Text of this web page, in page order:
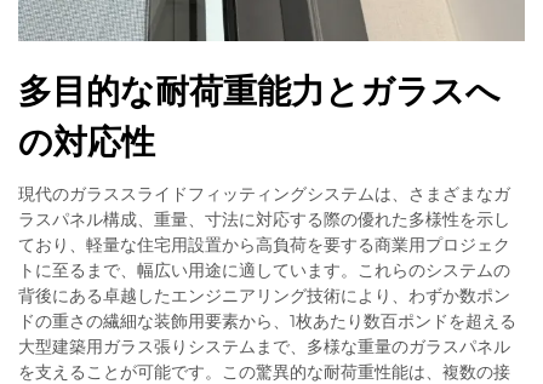
多目的な耐荷重能力とガラスへ
の対応性
現代のガラススライドフィッティングシステムは、さまざまなガ
ラスパネル構成、重量、寸法に対応する際の優れた多様性を示し
ており、軽量な住宅用設置から高負荷を要する商業用プロジェク
トに至るまで、幅広い用途に適しています。これらのシステムの
背後にある卓越したエンジニアリング技術により、わずか数ポン
ドの重さの繊細な装飾用要素から、1枚あたり数百ポンドを超える
大型建築用ガラス張りシステムまで、多様な重量のガラスパネル
を支えることが可能です。この驚異的な耐荷重性能は、複数の接